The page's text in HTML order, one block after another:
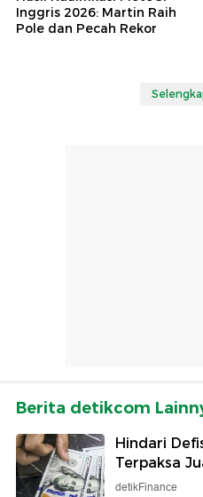
Inggris 2026: Martin Raih
Pole dan Pecah Rekor
Berita detikcom
Hindari
Terpaksa
detikFinance